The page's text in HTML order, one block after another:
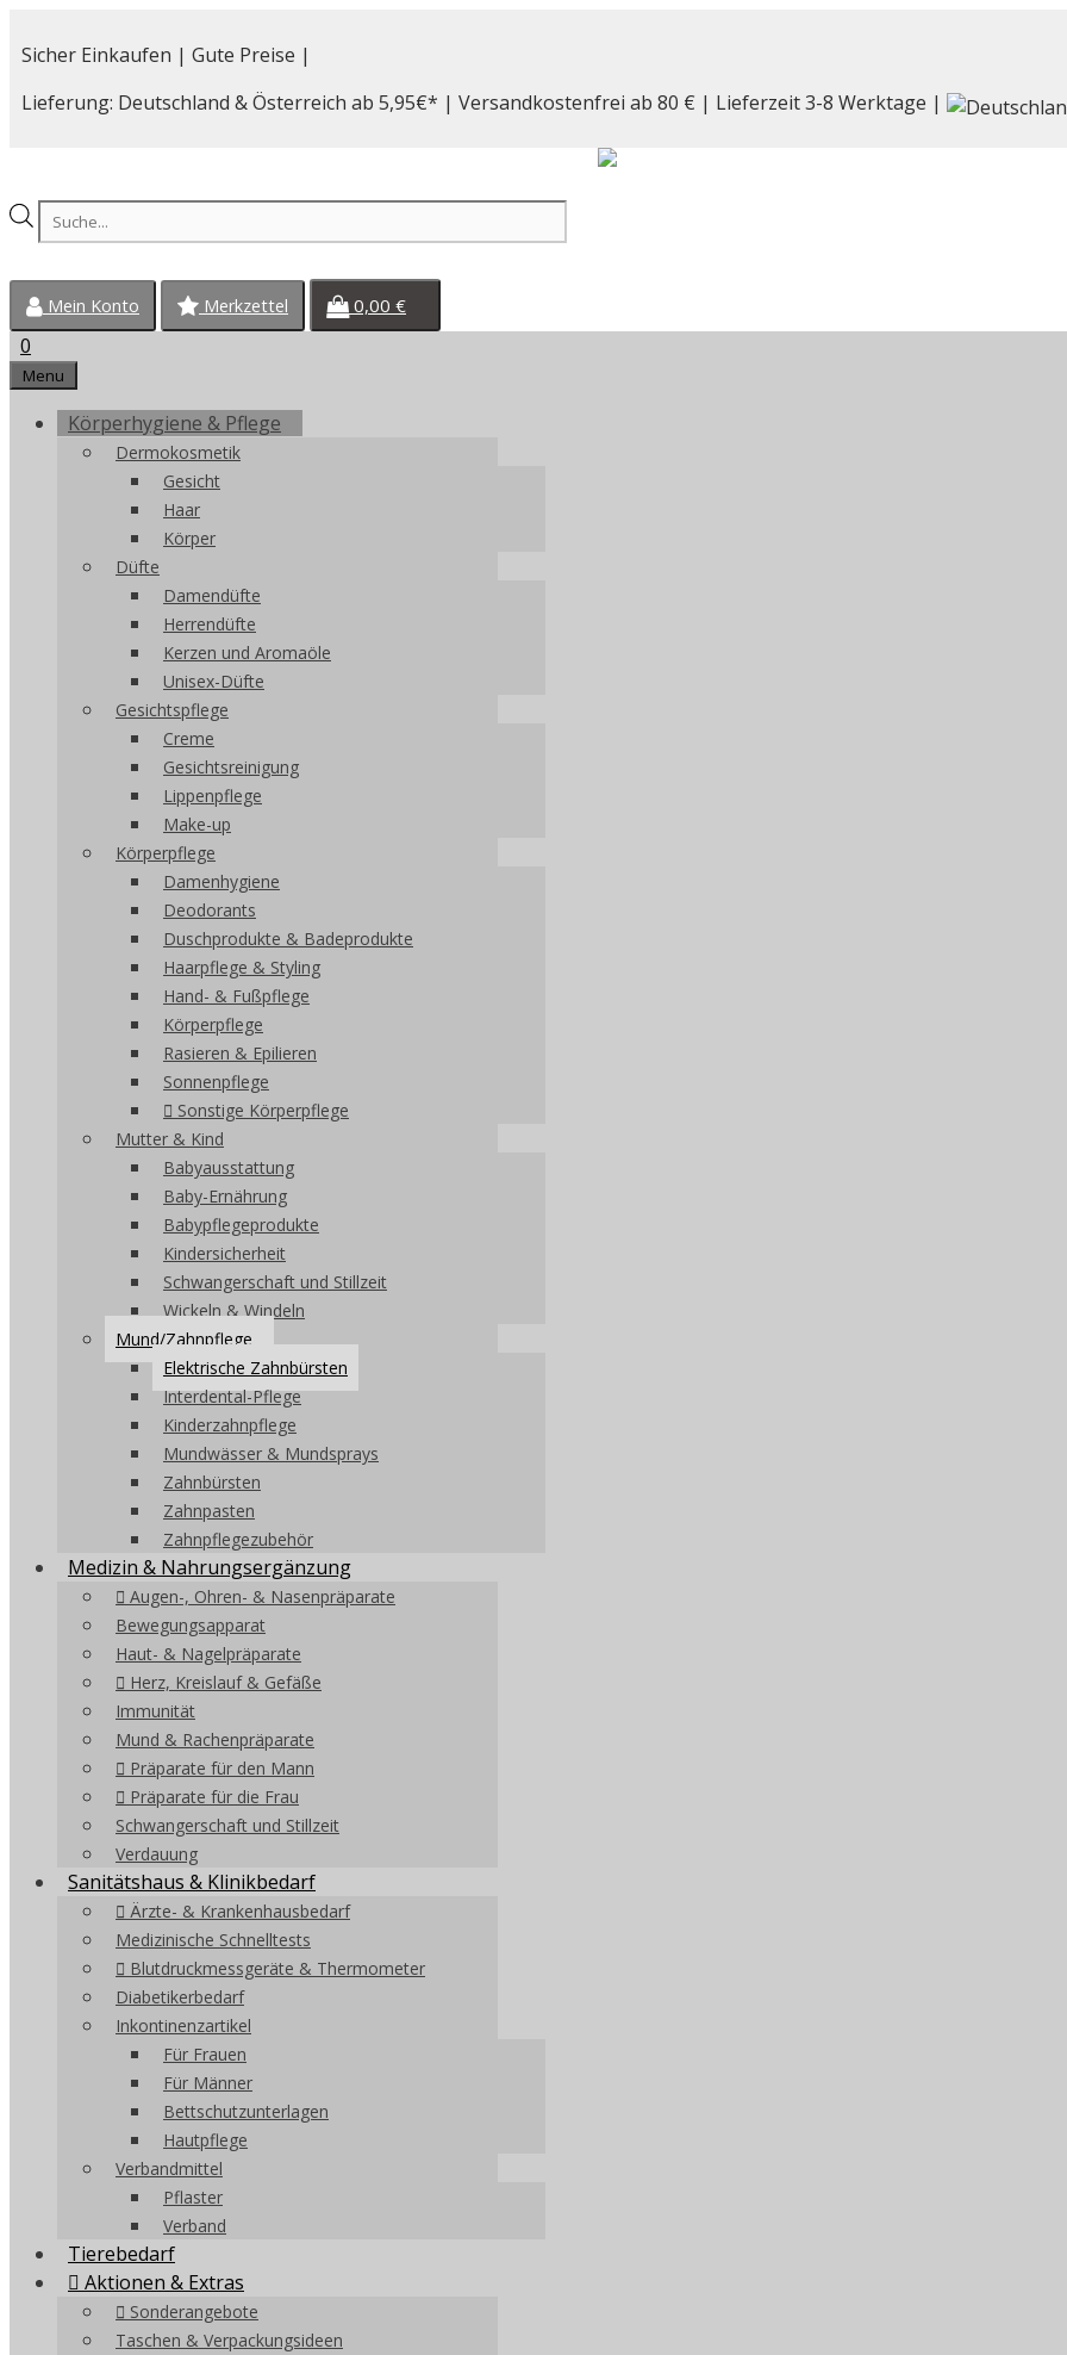
Inhalt
Sicher Einkaufen | Gute Preise |
Lieferung: Deutschland & Österreich ab 5,95€* | Versandkostenfrei ab 80 € | Lieferzeit 3-8 Werktage |
Products
search
Mein Konto Merkzettel 0,00 €
0
Menu
Körperhygiene & Pflege
Dermokosmetik
Gesicht
Haar
Körper
Düfte
Damendüfte
Herrendüfte
Kerzen und Aromaöle
Unisex-Düfte
Gesichtspflege
Creme
Gesichtsreinigung
Lippenpflege
Make-up
Körperpflege
Damenhygiene
Deodorants
Duschprodukte & Badeprodukte
Haarpflege & Styling
Hand- & Fußpflege
Körperpflege
Rasieren & Epilieren
Sonnenpflege
Sonstige Körperpflege
Mutter & Kind
Babyausstattung
Baby-Ernährung
Babypflegeprodukte
Kindersicherheit
Schwangerschaft und Stillzeit
Wickeln & Windeln
Mund/Zahnpflege
Elektrische Zahnbürsten
Interdental-Pflege
Kinderzahnpflege
Mundwässer & Mundsprays
Zahnbürsten
Zahnpasten
Zahnpflegezubehör
Medizin & Nahrungsergänzung
Augen-, Ohren- & Nasenpräparate
Bewegungsapparat
Haut- & Nagelpräparate
Herz, Kreislauf & Gefäße
Immunität
Mund & Rachenpräparate
Präparate für den Mann
Präparate für die Frau
Schwangerschaft und Stillzeit
Verdauung
Sanitätshaus & Klinikbedarf
Ärzte- & Krankenhausbedarf
Medizinische Schnelltests
Blutdruckmessgeräte & Thermometer
Diabetikerbedarf
Inkontinenzartikel
Für Frauen
Für Männer
Bettschutzunterlagen
Hautpflege
Verbandmittel
Pflaster
Verband
Tierebedarf
Aktionen & Extras
Sonderangebote
Taschen & Verpackungsideen